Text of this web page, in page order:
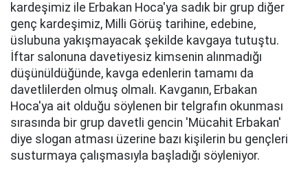
kardeşimiz ile Erbakan Hoca'ya sadık bir grup diğer
genç kardeşimiz, Milli Görüş tarihine, edebine,
üslubuna yakışmayacak şekilde kavgaya tutuştu.
İftar salonuna davetiyesiz kimsenin alınmadığı
düşünüldüğünde, kavga edenlerin tamamı da
davetlilerden olmuş olmalı. Kavganın, Erbakan
Hoca'ya ait olduğu söylenen bir telgrafın okunması
sırasında bir grup davetli gencin 'Mücahit Erbakan'
diye slogan atması üzerine bazı kişilerin bu gençleri
susturmaya çalışmasıyla başladığı söyleniyor.